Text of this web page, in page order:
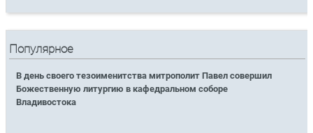
Популярное
В день своего тезоименитства митрополит Павел совершил
Божественную литургию в кафедральном соборе
Владивостока